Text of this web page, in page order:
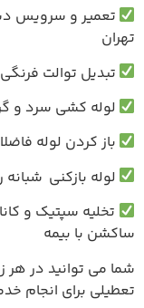
سرویس دستشویی و
فرنگی به ایرانی
سرد و گرم در
لوله فاضلاب با
شبانه روزی در
و کانال لایروبی
در هر زمان از
انجام خدمات فوق